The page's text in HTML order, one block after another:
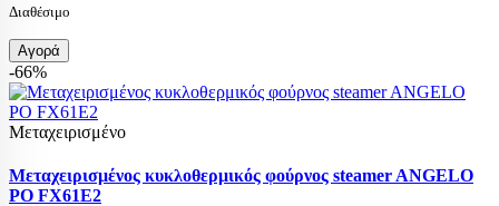
Διαθέσιμο
Αγορά
-66%
Μεταχειρισμένο
Μεταχειρισμένος κυκλοθερμικός φούρνος steamer ANGELO
PO FX61E2